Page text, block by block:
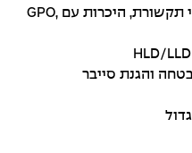
ידע במערכות הפעלה, פרוטוקלי תקשורת, היכרות עם GPO,
והגנת סייבר